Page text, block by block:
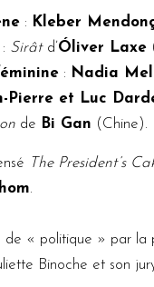
: Kleber
Sirâtd’Óliver Laxe
: Nadia
Pierre et Luc
de Bi Gan (Chine).
The President’s
.
« politique » par la
Binoche et son